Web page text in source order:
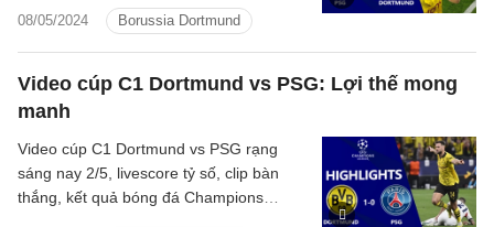
08/05/2024 Borussia Dortmund
đấu với Dortmund hôm nay
Video cúp C1 Dortmund vs PSG: Lợi thế mong
manh
Video cúp C1 Dortmund vs PSG rạng
sáng nay 2/5, livescore tỷ số, clip bàn
thắng, kết quả bóng đá Champions